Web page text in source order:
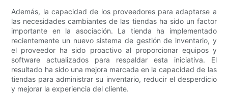
Además, la capacidad de los proveedores para adaptarse a
las necesidades cambiantes de las tiendas ha sido un factor
importante en la asociación. La tienda ha implementado
recientemente un nuevo sistema de gestión de inventario, y
el proveedor ha sido proactivo al proporcionar equipos y
software actualizados para respaldar esta iniciativa. El
resultado ha sido una mejora marcada en la capacidad de las
tiendas para administrar su inventario, reducir el desperdicio
y mejorar la experiencia del cliente.